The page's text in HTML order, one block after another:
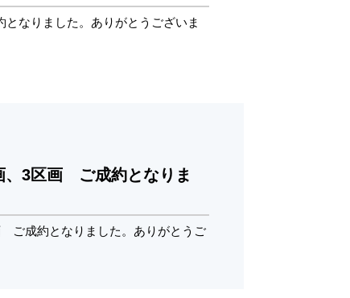
なりました。ありがとうございま
、3区画 ご成約となりま
ご成約となりました。ありがとうご